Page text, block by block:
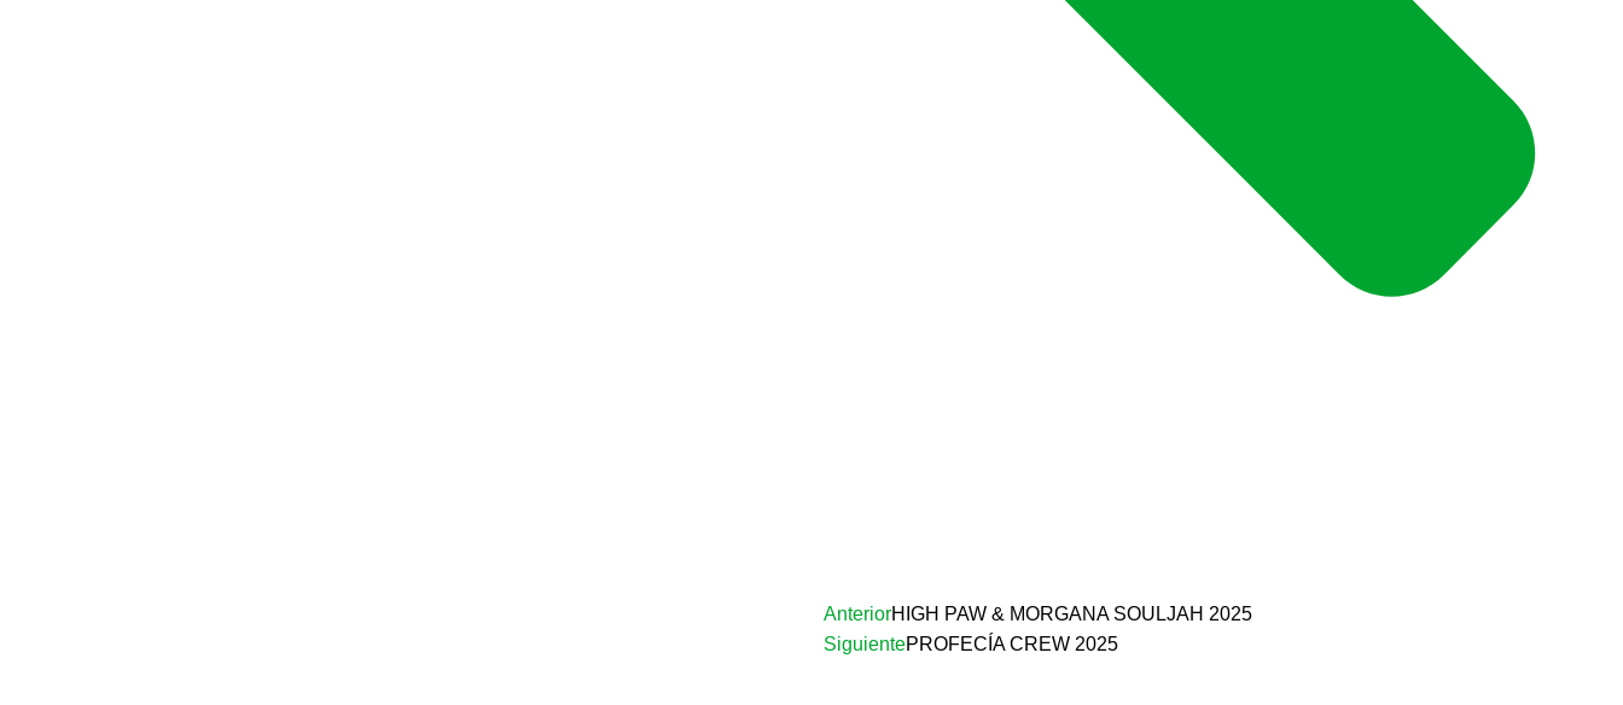
AnteriorHIGH PAW & MORGANA SOULJAH 2025
SiguientePROFECÍA CREW 2025